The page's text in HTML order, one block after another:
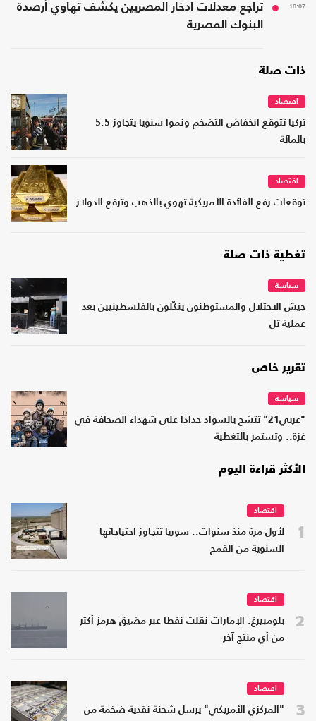
18:07
تراجع معدلات ادخار المصريين يكشف تهاوي أرصدة
البنوك المصرية
ذات صلة
اقتصاد
تركيا تتوقع انخفاض التضخم ونموا سنويا يتجاوز 5.5
بالمائة
اقتصاد
توقعات رفع الفائدة الأمريكية تهوي بالذهب وترفع الدولار
تغطية ذات صلة
سياسة
جيش الاحتلال والمستوطنون ينكّلون بالفلسطينيين بعد
عملية تل
تقرير خاص
سياسة
"عربي21" تتشح بالسواد حدادا على شهداء الصحافة في
غزة.. وتستمر بالتغطية
الأكثر قراءة اليوم
1
اقتصاد
لأول مرة منذ سنوات.. سوريا تتجاوز احتياجاتها
السنوية من القمح
2
اقتصاد
بلومبيرغ: الإمارات نقلت نفطا عبر مضيق هرمز أكثر
من أي منتج آخر
3
اقتصاد
"المركزي الأمريكي" يرسل شحنة نقدية ضخمة من